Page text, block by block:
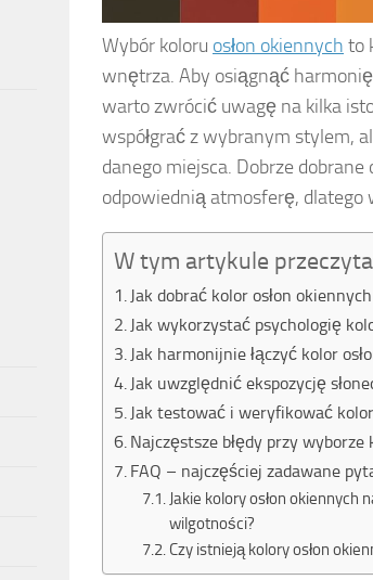
Wybór koloru osłon okiennych to
wnętrza. Aby osiągnąć
warto zwrócić uwagę na kilka
współgrać z wybranym stylem,
danego miejsca. Dobrze
odpowiednią atmosferę, dlatego
W tym artykule
Jak dobrać kolor osłon
Jak wykorzystać psychologię
Jak harmonijnie łączyć kolor
Jak uwzględnić ekspozycję
Jak testować i weryfikować
Najczęstsze błędy przy
FAQ – najczęściej zadawane
Jakie kolory osłon
wilgotności?
Czy istnieją kolory osłon